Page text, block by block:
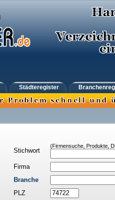
Städteregister
Stichwort
(Firmensuche, Produkte,
Firma
Branche
PLZ